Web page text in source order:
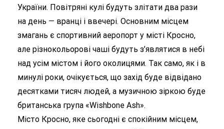
України. Повітряні кулі будуть злітати два рази
на день — вранці і ввечері. Основним місцем
змагань є спортивний аеропорт у місті Кросно,
але різнокольорові чаші будуть з’являтися в небі
над усім містом і його околицями. Так само, як і в
минулі роки, очікується, що захід буде відвідано
десятками тисяч людей, а музичною зіркою буде
британська група «Wishbone Ash».
Місто Кросно, яке сьогодні є спокійним місцем,